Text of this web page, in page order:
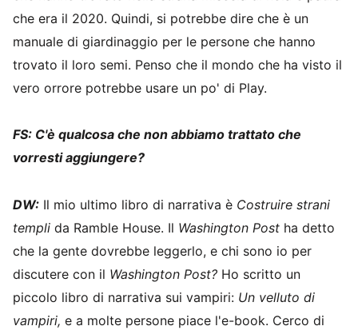
che era il 2020. Quindi, si potrebbe dire che è un
manuale di giardinaggio per le persone che hanno
trovato il loro semi. Penso che il mondo che ha visto il
vero orrore potrebbe usare un po' di Play.
FS: C'è qualcosa che non abbiamo trattato che
vorresti aggiungere?
DW: Il mio ultimo libro di narrativa è Costruire strani
templi da Ramble House. Il Washington Post ha detto
che la gente dovrebbe leggerlo, e chi sono io per
discutere con il Washington Post? Ho scritto un
piccolo libro di narrativa sui vampiri: Un velluto di
vampiri, e a molte persone piace l'e-book. Cerco di